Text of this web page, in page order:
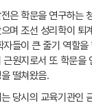
은 학문을 연구하는
며 조선 성리학이 퇴
들이 큰 줄기 역할
근원지로서 또 학문을
떨쳐왔음.
당시의 교육기관인